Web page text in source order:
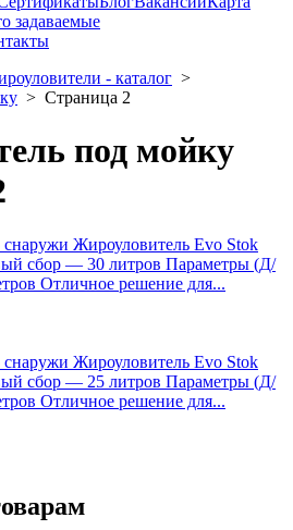
задаваемые
- каталог >
> Страница 2
под мойку
Жироуловитель Evo Stok
сбор — 30 литров Параметры (Д/
Отличное решение для...
Жироуловитель Evo Stok
сбор — 25 литров Параметры (Д/
Отличное решение для...